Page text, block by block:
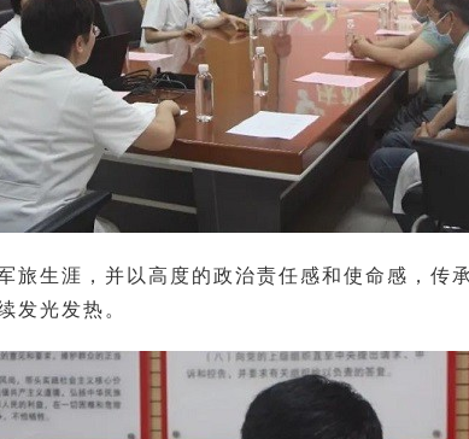
旅生涯，并以高度的政治责任感和使命感，传
发光发热。